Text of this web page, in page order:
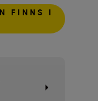
FINNS I